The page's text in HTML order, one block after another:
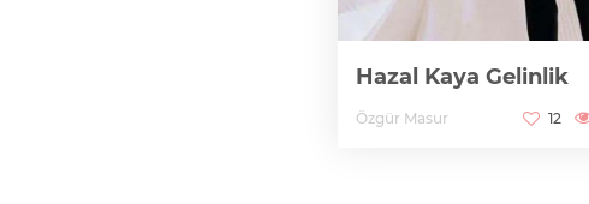
Hazal Kaya Gelinlik
Özgür Masur 12